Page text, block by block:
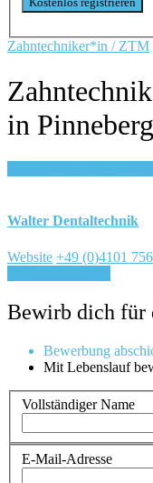
Zahntechniker*in / ZTM
in Pinneberg
Walter Dentaltechnik
Website +49 (0)4101
Bewirb dich für
Bewerbung
Mit Lebenslauf
Vollständiger Name
E-Mail-Adresse